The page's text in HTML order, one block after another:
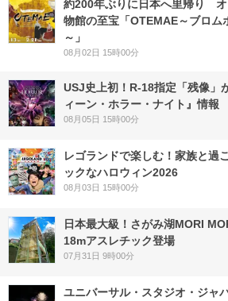
約200年ぶりに日本へ里帰り
物館の至宝「OTEMAE～ブロム
～」
08月02日 15時00分
USJ史上初！R-18指定「残像」
ィーン・ホラー・ナイト』情報
08月05日 15時00分
レゴランドで楽しむ！家族と過
ックなハロウィン2026
08月03日 15時00分
日本最大級！さがみ湖MORI
18mアスレチック登場
07月31日 9時00分
ユニバーサル・スタジオ・ジャ